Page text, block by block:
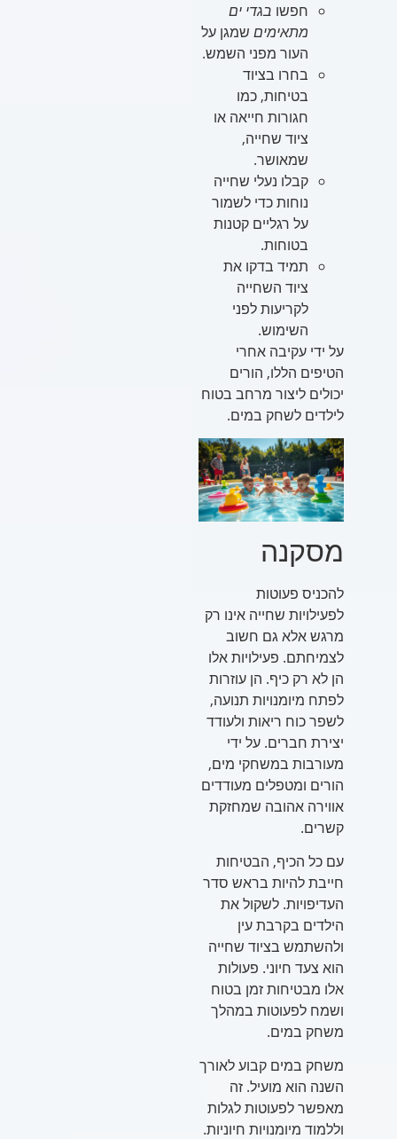
חפשובגדי ים
מתאימיםשמגן על
העור מפני השמש.
בחרו בציוד
בטיחות, כמו
חגורות חייאה או
ציוד שחייה,
שמאושר.
קבלו נעלי שחייה
נוחות כדי לשמור
על רגליים קטנות
בטוחות.
תמיד בדקו את
ציוד השחייה
לקריעות לפני
השימוש.
על ידי עקיבה אחרי
הטיפים הללו, הורים
יכולים ליצור מרחב בטוח
לילדים לשחק במים.
מסקנה
להכניס פעוטות
לפעילויות שחייה אינו רק
מרגש אלא גם חשוב
לצמיחתם. פעילויות אלו
הן לא רק כיף. הן עוזרות
לפתח מיומנויות תנועה,
לשפר כוח ריאות ולעודד
יצירת חברים. על ידי
מעורבות במשחקי מים,
הורים ומטפלים מעודדים
אווירה אהובה שמחזקת
קשרים.
עם כל הכיף, הבטיחות
חייבת להיות בראש סדר
העדיפויות. לשקול את
הילדים בקרבת עין
ולהשתמש בציוד שחייה
הוא צעד חיוני. פעולות
אלו מבטיחות זמן בטוח
ושמח לפעוטות במהלך
משחק במים.
משחק במים קבוע לאורך
השנה הוא מועיל. זה
מאפשר לפעוטות לגלות
וללמוד מיומנויות חיוניות.